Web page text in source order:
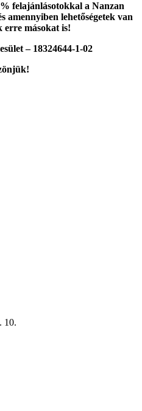
felajánlásotokkal a Nanzan
amennyiben lehetőségetek van
erre másokat is!
– 18324644-1-02
10.